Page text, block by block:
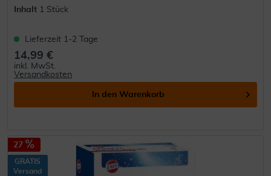
Inhalt 1 Stück
Lieferzeit 1-2 Tage
14,99 €
inkl. MwSt.
Versandkosten
In den Warenkorb
27
GRATIS
Versand